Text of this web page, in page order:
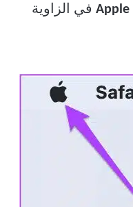
في الزاوية